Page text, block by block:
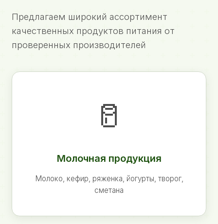
Предлагаем широкий ассортимент
качественных продуктов питания от
проверенных производителей
🥛
Молочная продукция
Молоко, кефир, ряженка, йогурты, творог,
сметана